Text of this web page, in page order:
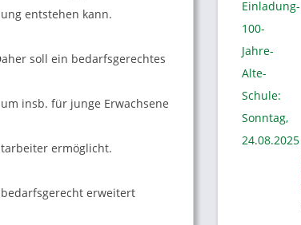
entstehen kann.
soll ein bedarfsgerechtes
insb. für junge Erwachsene
ermöglicht.
erweitert